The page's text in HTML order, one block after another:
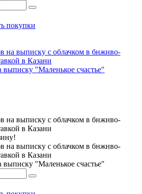
покупки
"Маленькое счастье"
"Маленькое счастье"